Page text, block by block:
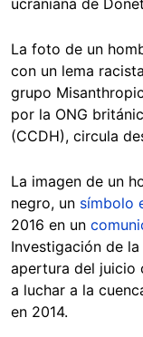
La foto de un
con un lema
grupo
por la ONG
(CCDH), circula
La imagen de un
negro, un símbolo
2016 en un
Investigación de
apertura del juicio
a luchar a la
en 2014.